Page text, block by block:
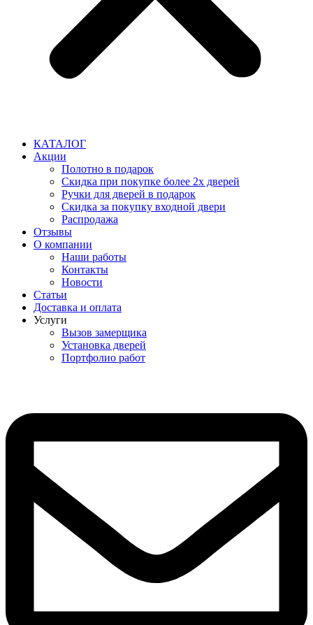
КАТАЛОГ
Акции
Полотно в подарок
Скидка при покупке более 2х дверей
Ручки для дверей в подарок
Скидка за покупку входной двери
Распродажа
Отзывы
О компании
Наши работы
Контакты
Новости
Статьи
Доставка и оплата
Услуги
Вызов замерщика
Установка дверей
Портфолио работ